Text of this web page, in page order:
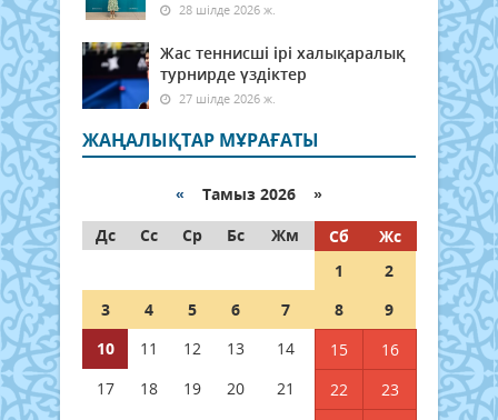
28 шілде 2026 ж.
Жас теннисші ірі халықаралық
турнирде үздіктер
27 шілде 2026 ж.
ЖАҢАЛЫҚТАР МҰРАҒАТЫ
« Тамыз 2026 »
Дс
Сс Ср Бс Жм Сб
Жс
1
2
3
4 5 6 7 8
9
10
11 12 13 14 15
16
17
18 19 20 21 22
23